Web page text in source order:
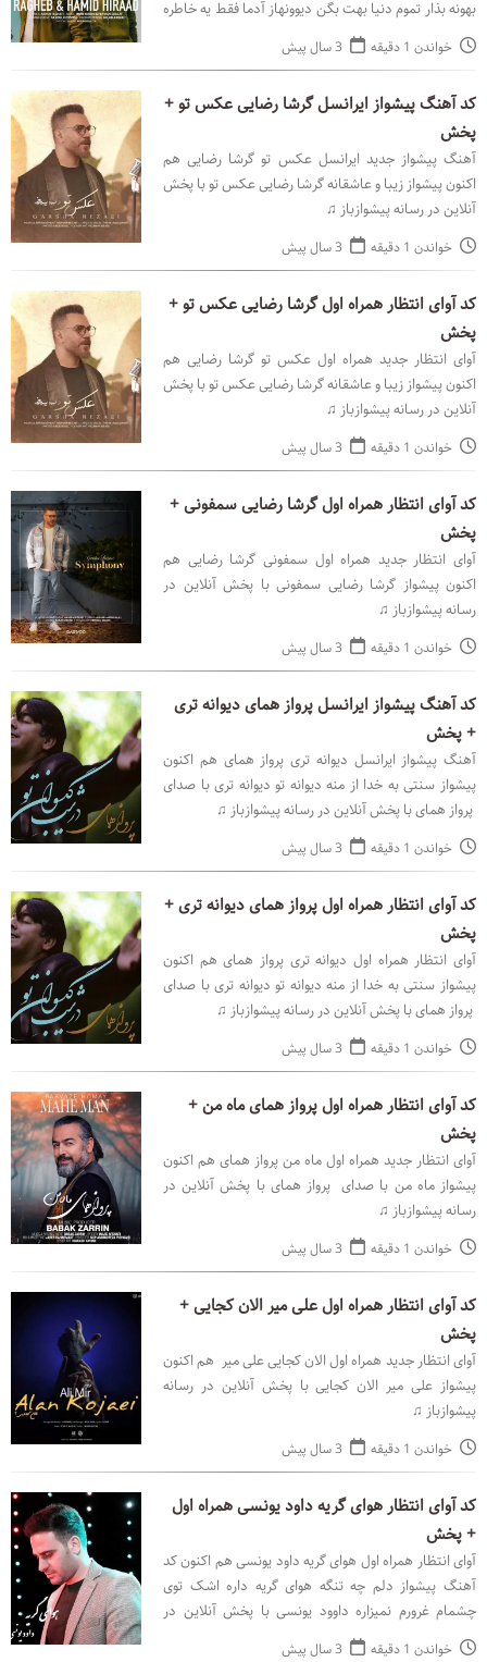
بهونه بذار تموم دنیا بهت بگن دیوونهاز آدما فقط یه خاطره
جا میمونه با صدای راغب و حمید هیراد با
خواندن 1 دقیقه 3 سال پیش
کد آهنگ پیشواز ایرانسل گرشا رضایی عکس تو +
پخش
آهنگ پیشواز جدید ایرانسل عکس تو گرشا رضایی هم
اکنون پیشواز زیبا و عاشقانه گرشا رضایی عکس تو با پخش
آنلاین در رسانه پیشوازباز ♫
خواندن 1 دقیقه 3 سال پیش
کد آوای انتظار همراه اول گرشا رضایی عکس تو +
پخش
آوای انتظار جدید همراه اول عکس تو گرشا رضایی هم
اکنون پیشواز زیبا و عاشقانه گرشا رضایی عکس تو با پخش
آنلاین در رسانه پیشوازباز ♫
خواندن 1 دقیقه 3 سال پیش
کد آوای انتظار همراه اول گرشا رضایی سمفونی +
پخش
آوای انتظار جدید همراه اول سمفونی گرشا رضایی هم
اکنون پیشواز گرشا رضایی سمفونی با پخش آنلاین در
رسانه پیشوازباز ♫
خواندن 1 دقیقه 3 سال پیش
کد آهنگ پیشواز ایرانسل پرواز همای دیوانه تری
+ پخش
آهنگ پیشواز ایرانسل دیوانه تری پرواز همای هم اکنون
پیشواز سنتی به خدا از منه دیوانه تو دیوانه تری با صدای
پرواز همای با پخش آنلاین در رسانه پیشوازباز ♫
خواندن 1 دقیقه 3 سال پیش
کد آوای انتظار همراه اول پرواز همای دیوانه تری +
پخش
آوای انتظار همراه اول دیوانه تری پرواز همای هم اکنون
پیشواز سنتی به خدا از منه دیوانه تو دیوانه تری با صدای
پرواز همای با پخش آنلاین در رسانه پیشوازباز ♫
خواندن 1 دقیقه 3 سال پیش
کد آوای انتظار همراه اول پرواز همای ماه من +
پخش
آوای انتظار جدید همراه اول ماه من پرواز همای هم اکنون
پیشواز ماه من با صدای پرواز همای با پخش آنلاین در
رسانه پیشوازباز ♫
خواندن 1 دقیقه 3 سال پیش
کد آوای انتظار همراه اول علی میر الان کجایی +
پخش
آوای انتظار جدید همراه اول الان کجایی علی میر هم اکنون
پیشواز علی میر الان کجایی با پخش آنلاین در رسانه
پیشوازباز ♫
خواندن 1 دقیقه 3 سال پیش
کد آوای انتظار هوای گریه داود یونسی همراه اول
+ پخش
آوای انتظار همراه اول هوای گریه داود یونسی هم اکنون کد
آهنگ پیشواز دلم چه تنگه هوای گریه داره اشک توی
چشمام غرورم نمیزاره داوود یونسی با پخش آنلاین در
رسانه پیشوازباز ♫
خواندن 1 دقیقه 3 سال پیش